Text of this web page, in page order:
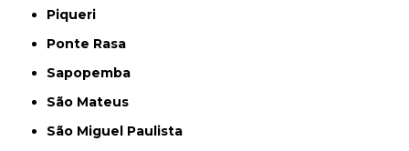
Piqueri
Ponte Rasa
Sapopemba
São Mateus
São Miguel Paulista